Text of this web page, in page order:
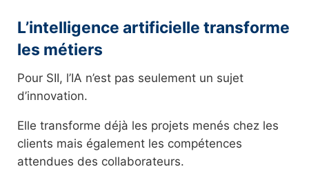
L’intelligence artificielle transforme
les métiers
Pour SII, l’IA n’est pas seulement un sujet
d’innovation.
Elle transforme déjà les projets menés chez les
clients mais également les compétences
attendues des collaborateurs.